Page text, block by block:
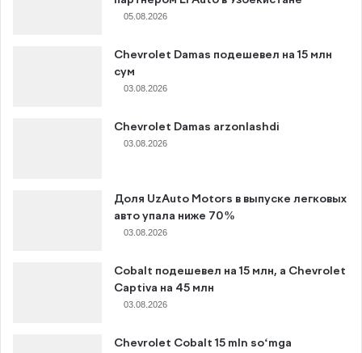
05.08.2026
Chevrolet Damas подешевел на 15 млн
сум
03.08.2026
Chevrolet Damas arzonlashdi
03.08.2026
Доля UzAuto Motors в выпуске легковых
авто упала ниже 70%
03.08.2026
Cobalt подешевел на 15 млн, а Chevrolet
Captiva на 45 млн
03.08.2026
Chevrolet Cobalt 15 mln so‘mga